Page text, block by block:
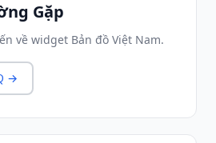
Gặp
về widget Bản đồ Việt Nam.
→